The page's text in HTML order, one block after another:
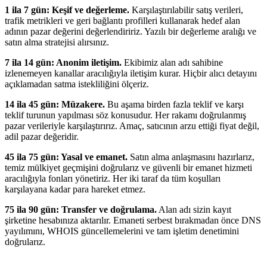
1 ila 7 gün: Keşif ve değerleme. Karşılaştırılabilir satış verileri,
trafik metrikleri ve geri bağlantı profilleri kullanarak hedef alan
adının pazar değerini değerlendiririz. Yazılı bir değerleme aralığı ve
satın alma stratejisi alırsınız.
7 ila 14 gün: Anonim iletişim. Ekibimiz alan adı sahibine
izlenemeyen kanallar aracılığıyla iletişim kurar. Hiçbir alıcı detayını
açıklamadan satma istekliliğini ölçeriz.
14 ila 45 gün: Müzakere. Bu aşama birden fazla teklif ve karşı
teklif turunun yapılması söz konusudur. Her rakamı doğrulanmış
pazar verileriyle karşılaştırırız. Amaç, satıcının arzu ettiği fiyat değil,
adil pazar değeridir.
45 ila 75 gün: Yasal ve emanet. Satın alma anlaşmasını hazırlarız,
temiz mülkiyet geçmişini doğrularız ve güvenli bir emanet hizmeti
aracılığıyla fonları yönetiriz. Her iki taraf da tüm koşulları
karşılayana kadar para hareket etmez.
75 ila 90 gün: Transfer ve doğrulama.Alan adı sizin kayıt
şirketine hesabınıza aktarılır. Emaneti serbest bırakmadan önce DNS
yayılımını, WHOIS güncellemelerini ve tam işletim denetimini
doğrularız.